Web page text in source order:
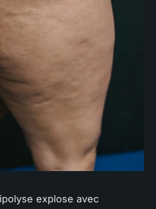
explose avec